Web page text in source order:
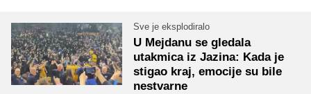
Sve je eksplodiralo
U Mejdanu se gledala
utakmica iz Jazina: Kada je
stigao kraj, emocije su bile
nestvarne